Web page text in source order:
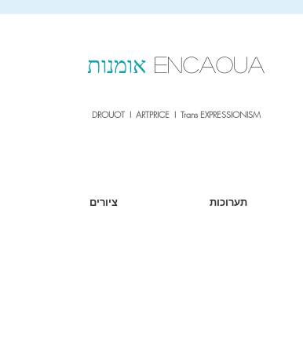
אומנות ENCAOUA
DROUOT I ARTPRICE I Trans EXPRESSIONISM
ציורים תערוכות